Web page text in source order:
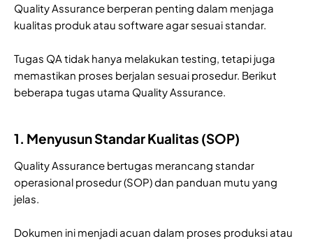
Quality Assurance berperan penting dalam menjaga
kualitas produk atau software agar sesuai standar.
Tugas QA tidak hanya melakukan testing, tetapi juga
memastikan proses berjalan sesuai prosedur. Berikut
beberapa tugas utama Quality Assurance.
1. Menyusun Standar Kualitas (SOP)
Quality Assurance bertugas merancang standar
operasional prosedur (SOP) dan panduan mutu yang
jelas.
Dokumen ini menjadi acuan dalam proses produksi atau